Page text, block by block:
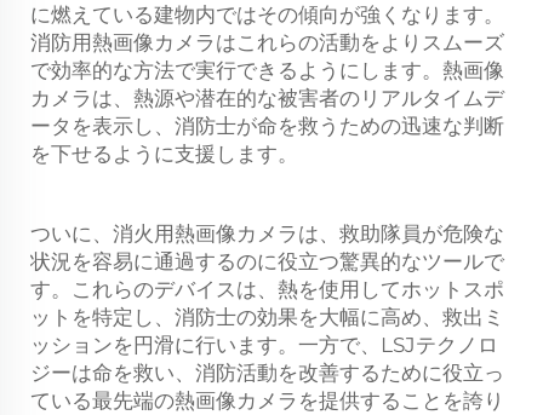
に燃えている建物内ではその傾向が強くなります。
消防用熱画像カメラはこれらの活動をよりスムーズ
で効率的な方法で実行できるようにします。熱画像
カメラは、熱源や潜在的な被害者のリアルタイムデ
ータを表示し、消防士が命を救うための迅速な判断
を下せるように支援します。
ついに、消火用熱画像カメラは、救助隊員が危険な
状況を容易に通過するのに役立つ驚異的なツールで
す。これらのデバイスは、熱を使用してホットスポ
ットを特定し、消防士の効果を大幅に高め、救出ミ
ッションを円滑に行います。一方で、LSJテクノロ
ジーは命を救い、消防活動を改善するために役立っ
ている最先端の熱画像カメラを提供することを誇り